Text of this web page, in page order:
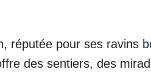
réputée pour ses ravins
des sentiers, des